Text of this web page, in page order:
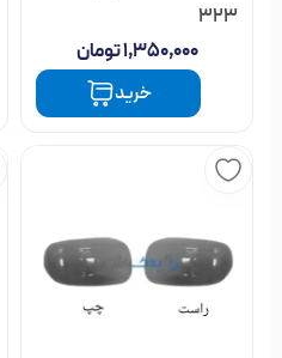
323
۱,۳۵۰,۰۰۰تومان
خرید